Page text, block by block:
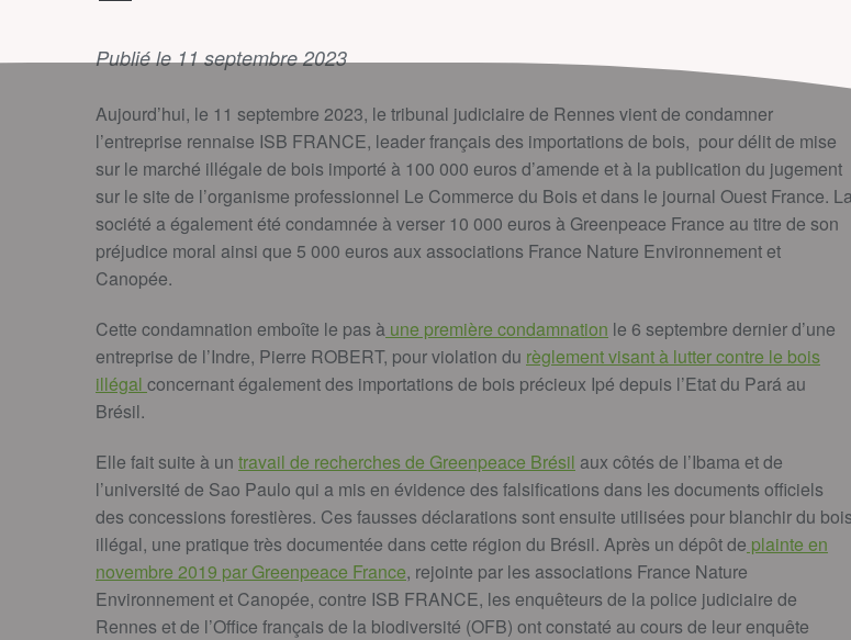
Publié le 11 septembre 2023
Aujourd’hui, le 11 septembre 2023, le tribunal judiciaire de Rennes vient de condamner
l’entreprise rennaise ISB FRANCE, leader français des importations de bois, pour délit de mise
sur le marché illégale de bois importé à 100 000 euros d’amende et à la publication du jugement
sur le site de l’organisme professionnel Le Commerce du Bois et dans le journal Ouest France.
société a également été condamnée à verser 10 000 euros à Greenpeace France au titre de son
préjudice moral ainsi que 5 000 euros aux associations France Nature Environnement et
Canopée.
Cette condamnation emboîte le pas à une première condamnation le 6 septembre dernier d’une
entreprise de l’Indre, Pierre ROBERT, pour violation du règlement visant à lutter contre le bois
illégal concernant également des importations de bois précieux Ipé depuis l’Etat du Pará au
Brésil.
Elle fait suite à un travail de recherches de Greenpeace Brésil aux côtés de l’Ibama et de
l’université de Sao Paulo qui a mis en évidence des falsifications dans les documents officiels
des concessions forestières. Ces fausses déclarations sont ensuite utilisées pour blanchir du bois
illégal, une pratique très documentée dans cette région du Brésil. Après un dépôt de plainte en
novembre 2019 par Greenpeace France, rejointe par les associations France Nature
Environnement et Canopée, contre ISB FRANCE, les enquêteurs de la police judiciaire de
Rennes et de l’Office français de la biodiversité (OFB) ont constaté au cours de leur enquête